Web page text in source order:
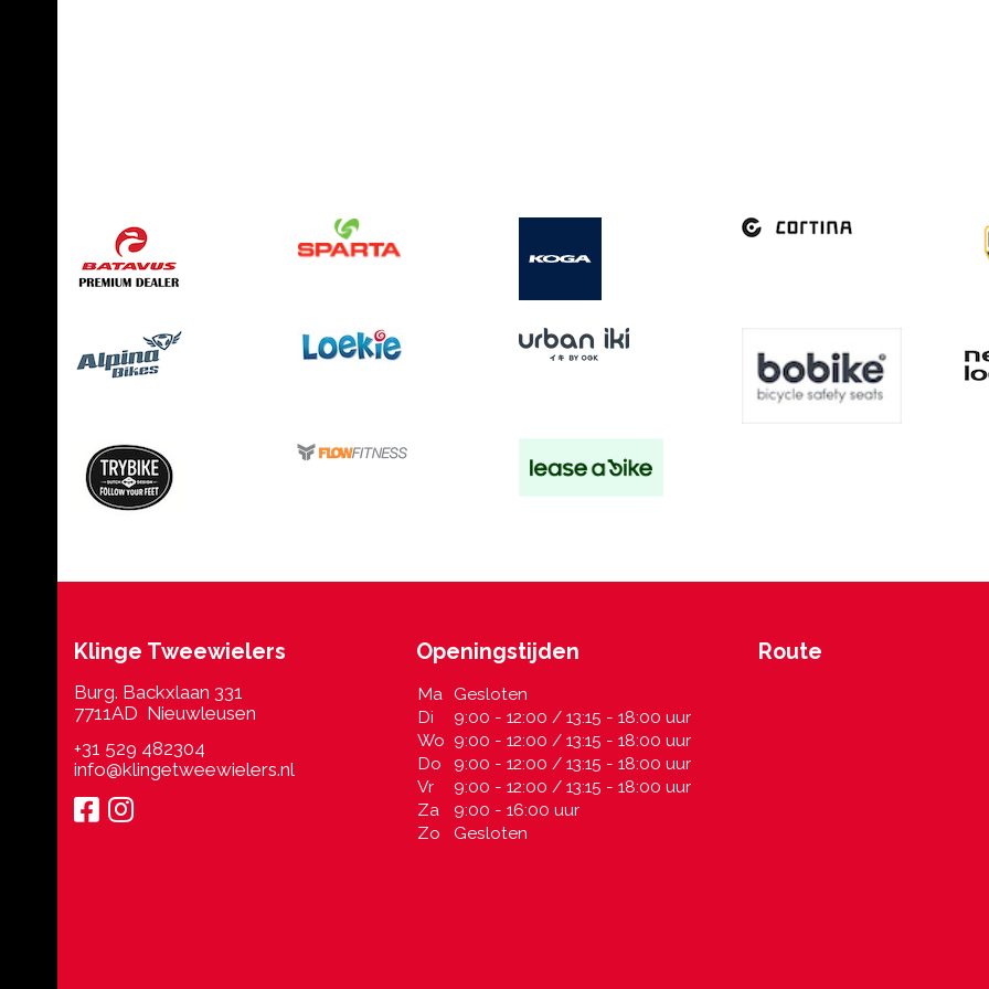
Klinge Tweewielers
Burg. Backxlaan 331
7711AD Nieuwleusen
+31 529 482304
info@klingetweewielers.nl
Openingstijden
Ma Gesloten
Di
9:00 - 12:00 / 13:15 - 18:00 uur
Wo 9:00 - 12:00 / 13:15 - 18:00 uur
Do
9:00 - 12:00 / 13:15 - 18:00 uur
Vr
9:00 - 12:00 / 13:15 - 18:00 uur
Za
9:00 - 16:00 uur
Zo
Gesloten
Route